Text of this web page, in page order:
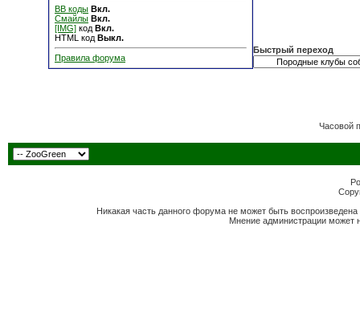
BB коды Вкл.
Смайлы Вкл.
[IMG] код Вкл.
HTML код Выкл.
Правила форума
Быстрый переход
Часовой
Никакая часть данного форума не может быть
Мнение администрации может